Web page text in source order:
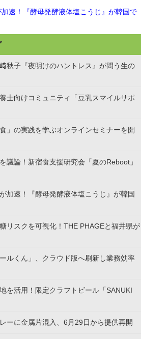
加速！『酵母発酵液体塩こうじ』が韓国で
秋子『夜明けのハントレス』が問う生の
士向けコミュニティ「豆乳スマイルサポ
」の実践を学ぶオンラインセミナーを開
議論！新宿食支援研究会「夏のReboot」
加速！『酵母発酵液体塩こうじ』が韓国
リスクを可視化！THE PHAGEと福井県が
ルくん」、クラウド版へ刷新し業務効率
を活用！限定クラフトビール「SANUKI
ーに金属片混入、6月29日から提供再開